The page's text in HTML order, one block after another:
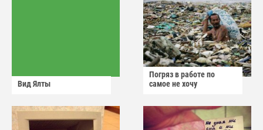
Вид Ялты
Погряз в работе по
самое не хочу